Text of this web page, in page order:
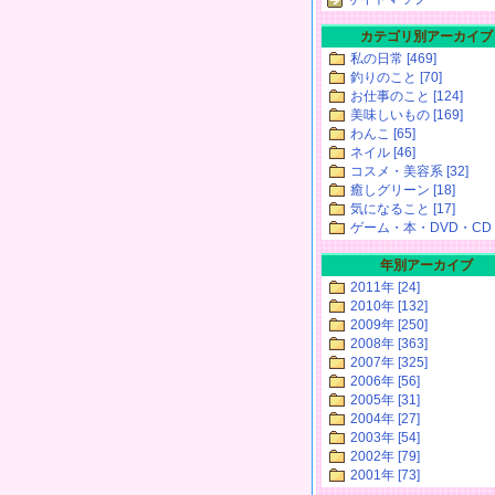
カテゴリ別アーカイブ
私の日常 [469]
釣りのこと [70]
お仕事のこと [124]
美味しいもの [169]
わんこ [65]
ネイル [46]
コスメ・美容系 [32]
癒しグリーン [18]
気になること [17]
ゲーム・本・DVD・CD
年別アーカイブ
2011年 [24]
2010年 [132]
2009年 [250]
2008年 [363]
2007年 [325]
2006年 [56]
2005年 [31]
2004年 [27]
2003年 [54]
2002年 [79]
2001年 [73]